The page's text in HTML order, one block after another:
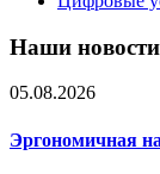
Наши новости
05.08.2026
Эргономичная